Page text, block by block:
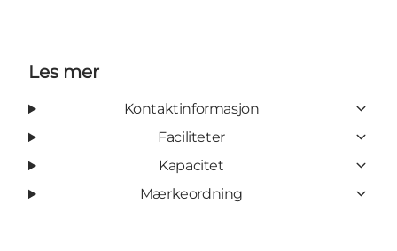
Les mer
Kontaktinformasjon
Faciliteter
Kapacitet
Mærkeordning